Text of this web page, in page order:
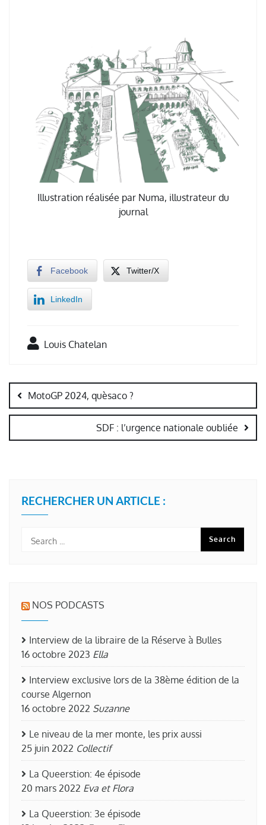
Illustration réalisée par Numa, illustrateur du
journal
Facebook Twitter/X
LinkedIn
Louis Chatelan
de
l’article
MotoGP 2024, quèsaco ?
SDF : l’urgence nationale oubliée
RECHERCHER UN ARTICLE :
NOS PODCASTS
Interview de la libraire de la Réserve à Bulles
16 octobre 2023 Ella
Interview exclusive lors de la 38ème édition de la
course Algernon
16 octobre 2022 Suzanne
Le niveau de la mer monte, les prix aussi
25 juin 2022 Collectif
La Queerstion: 4e épisode
20 mars 2022 Eva et Flora
La Queerstion: 3e épisode